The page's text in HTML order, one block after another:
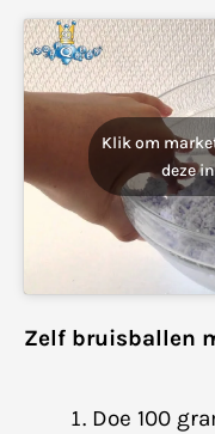
Klik om
deze
Zelf bruisballen
Doe 100